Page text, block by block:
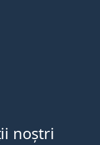
noștri